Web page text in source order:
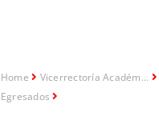
Home Vicerrectoría Académ...
Egresados